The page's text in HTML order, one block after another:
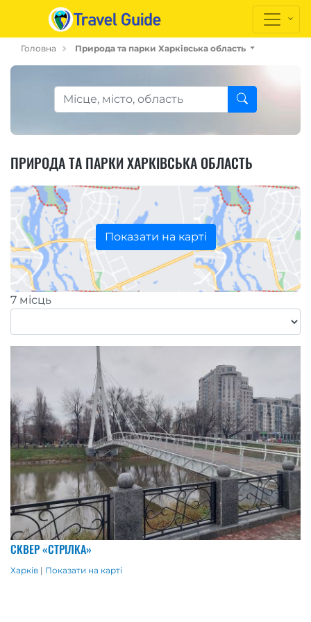
Головна Природа та парки Харківська область
ПРИРОДА ТА ПАРКИ ХАРКІВСЬКА ОБЛАСТЬ
Показати на карті
7 місць
СКВЕР «СТРІЛКА»
Харків | Показати на карті